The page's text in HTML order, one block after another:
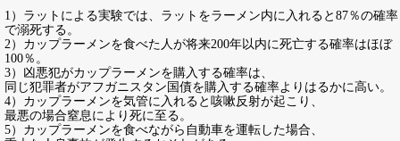
1）ラットによる実験では、ラットをラーメン内に入れると87％の確率
で溺死する。
2）カップラーメンを食べた人が将来200年以内に死亡する確率はほぼ
100％。
3）凶悪犯がカップラーメンを購入する確率は、
同じ犯罪者がアフガニスタン国債を購入する確率よりはるかに高い。
4）カップラーメンを気管に入れると咳嗽反射が起こり、
最悪の場合窒息により死に至る。
5）カップラーメンを食べながら自動車を運転した場合、